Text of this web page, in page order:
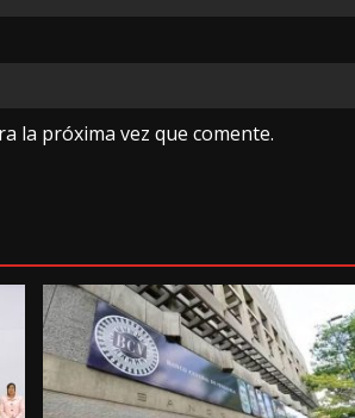
la próxima vez que comente.